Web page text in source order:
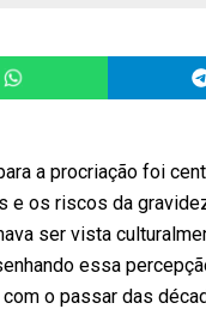
a procriação foi
e os riscos da
ser vista
essa
o passar das